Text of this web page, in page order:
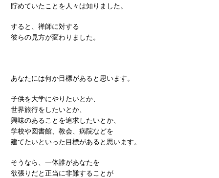
貯めていたことを人々は知りました。
すると、禅師に対する
彼らの見方が変わりました。
あなたには何か目標があると思います。
子供を大学にやりたいとか、
世界旅行をしたいとか、
興味のあることを追求したいとか、
学校や図書館、教会、病院などを
建てたいといった目標があると思います。
そうなら、一体誰があなたを
欲張りだと正当に非難することが